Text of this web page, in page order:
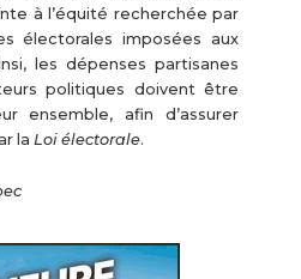
à l’équité recherchée par
électorales imposées aux
les dépenses partisanes
politiques doivent être
ensemble, afin d’assurer
la Loi électorale.